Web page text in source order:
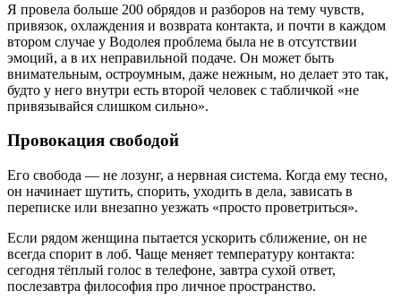
Я провела больше 200 обрядов и разборов на тему чувств,
привязок, охлаждения и возврата контакта, и почти в каждом
втором случае у Водолея проблема была не в отсутствии
эмоций, а в их неправильной подаче. Он может быть
внимательным, остроумным, даже нежным, но делает это так,
будто у него внутри есть второй человек с табличкой «не
привязывайся слишком сильно».
Провокация свободой
Его свобода — не лозунг, а нервная система. Когда ему тесно,
он начинает шутить, спорить, уходить в дела, зависать в
переписке или внезапно уезжать «просто проветриться».
Если рядом женщина пытается ускорить сближение, он не
всегда спорит в лоб. Чаще меняет температуру контакта:
сегодня тёплый голос в телефоне, завтра сухой ответ,
послезавтра философия про личное пространство.